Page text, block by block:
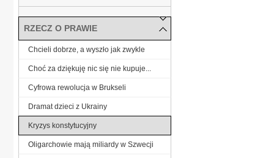
RZECZ O PRAWIE
Chcieli dobrze, a wyszło jak zwykle
Choć za dziękuję nic się nie kupuje...
Cyfrowa rewolucja w Brukseli
Dramat dzieci z Ukrainy
Kryzys konstytucyjny
Oligarchowie mają miliardy w Szwecji